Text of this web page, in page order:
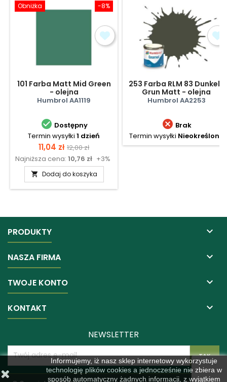
-8%
Obniżka
101 Farba Matt Mid Green
- olejna
Humbrol AA1119
 Dostępny
Termin wysyłki 1 dzień
Cena
11,04 zł Cena
podstawowa
12,00 zł
Najniższa cena: 10,76 zł +3%
 Dodaj do koszyka
253 Farba RLM 83 Dunkel-
Grun Matt - olejna
Humbrol AA2253
 Brak
Termin wysyłki Nieokreślony
PRODUKTY 
NASZA FIRMA 
TWOJE KONTO 
KONTAKT 
Informujemy, iż nasz sklep internetowy wykorzystuje
technologię plików cookies a jednocześnie nie zbiera w
sposób automatyczny żadnych informacji, z wyjątkiem
NEWSLETTER